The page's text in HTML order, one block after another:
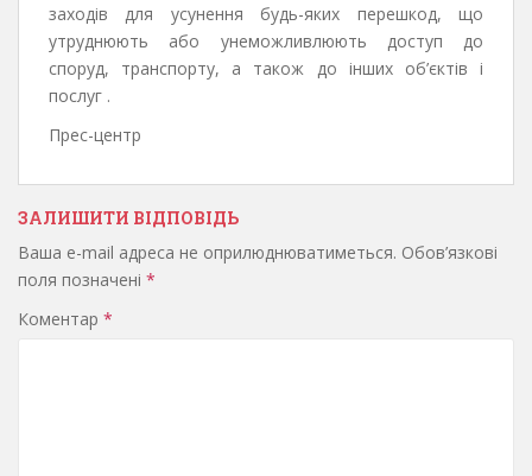
заходів для усунення будь-яких перешкод, що
утруднюють або унеможливлюють доступ до
споруд, транспорту, а також до інших об’єктів і
послуг .
Прес-центр
ЗАЛИШИТИ ВІДПОВІДЬ
Ваша e-mail адреса не оприлюднюватиметься. Обов’язкові
поля позначені *
Коментар *